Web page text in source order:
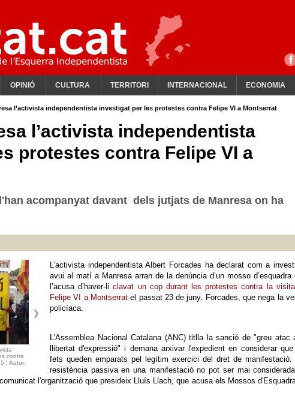
OPINIÓ CULTURA TERRITORI INTERNACIONAL ECONOMIA
l’activista independentista investigat per les protestes contra Felipe VI a Montserrat
l’activista independentista
protestes contra Felipe VI a
acompanyat davant dels jutjats de Manresa on ha
contra
| Autor:
L’activista independentista Albert Forcades ha declarat com a
avui al matí a Manresa arran de la denúncia d’un mosso d’esquadra
l’acusa d’haver-liclavat un cop durant les protestes contra la
Felipe VI a Montserratel passat 23 de juny. Forcades, que nega la
policíaca.
L'Assemblea Nacional Catalana (ANC) titlla la sanció de "greu atac
llibertat d'expressió" i demana arxivar l'expedient en considerar
fets queden emparats pel legítim exercici del dret de manifestació.
resistència passiva en una manifestació no pot ser mai
l'organització que presideix Lluís Llach, que acusa els Mossos